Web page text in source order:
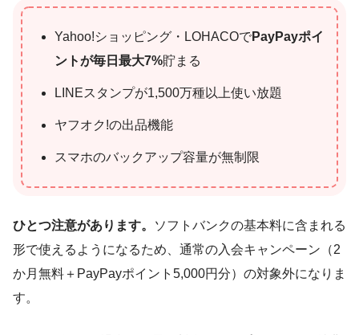
Yahoo!ショッピング・LOHACOでPayPayポイ
ントが毎日最大7%貯まる
LINEスタンプが1,500万種以上使い放題
ヤフオク!の出品機能
スマホのバックアップ容量が無制限
ひとつ注意があります。
ソフトバンクの基本料に含まれる
形で使えるようになるため、通常の入会キャンペーン（2
か月無料＋PayPayポイント5,000円分）の対象外になりま
す。